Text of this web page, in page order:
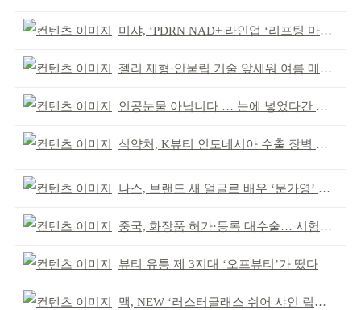
미샤, ‘PDRN NAD+ 라인업 ‘리프팅 마스크’ 출시
젤리 제형·안묻립 기술 앞세워 여름 메이크업 시장 공략
인공눈물 아닙니다 … 눈에 넣었다간 각막 손상
식약처, K뷰티 인도네시아 수출 장벽 완화 성과
나스, 브랜드 새 얼굴로 배우 ‘문가영’ 발탁
중국, 화장품 허가·등록 대수술… 시험자료 공용 허용
뷰티 유통 제 3지대 ‘오프뷰티’가 떴다
맥, NEW ‘러스터글래스 쉬어 샤인 립스틱’ 출시